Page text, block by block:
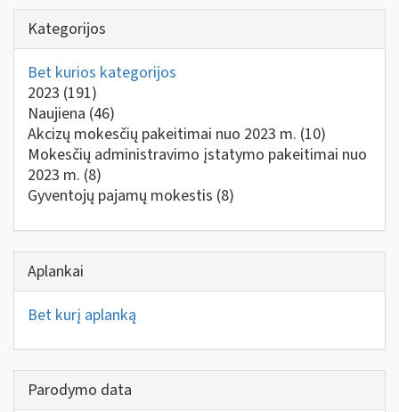
Kategorijos
Bet kurios kategorijos
2023 (191)
Naujiena (46)
Akcizų mokesčių pakeitimai nuo 2023 m. (10)
Mokesčių administravimo įstatymo pakeitimai nuo
2023 m. (8)
Gyventojų pajamų mokestis (8)
Aplankai
Bet kurį aplanką
Parodymo data